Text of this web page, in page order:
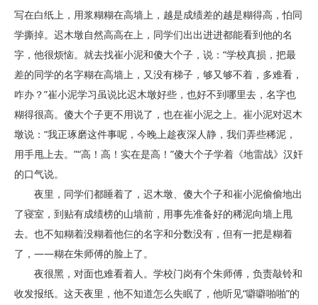
写在白纸上，用浆糊糊在高墙上，越是成绩差的越是糊得高，怕同
学撕掉。迟木墩自然高高在上，同学们出出进进都能看到他的名
字，他很烦恼。就去找崔小泥和傻大个子，说：“学校真损，把最
差的同学的名字糊在高墙上，又没有梯子，够又够不着，多难看，
咋办？”崔小泥学习虽说比迟木墩好些，也好不到哪里去，名字也
糊得很高。傻大个子更不用说了，也在崔小泥之上。崔小泥对迟木
墩说：“我正琢磨这件事呢，今晚上趁夜深人静，我们弄些稀泥，
用手甩上去。”“高！高！实在是高！”傻大个子学着《地雷战》汉奸
的口气说。
夜里，同学们都睡着了，迟木墩、傻大个子和崔小泥偷偷地出
了寝室，到贴有成绩榜的山墙前，用事先准备好的稀泥向墙上甩
去。也不知糊着没糊着他仨的名字和分数没有，但有一把是糊着
了，——糊在朱师傅的脸上了。
夜很黑，对面也难看着人。学校门岗有个朱师傅，负责敲铃和
收发报纸。这天夜里，他不知道怎么失眠了，他听见“噼噼啪啪”的